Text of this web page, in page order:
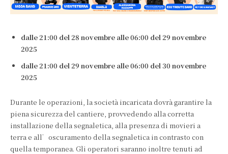
dalle 21:00 del 28 novembre alle 06:00 del 29 novembre
2025
dalle 21:00 del 29 novembre alle 06:00 del 30 novembre
2025
Durante le operazioni, la società incaricata dovrà garantire la
piena sicurezza del cantiere, provvedendo alla corretta
installazione della segnaletica, alla presenza di movieri a
terra e all’oscuramento della segnaletica in contrasto con
quella temporanea. Gli operatori saranno inoltre tenuti ad